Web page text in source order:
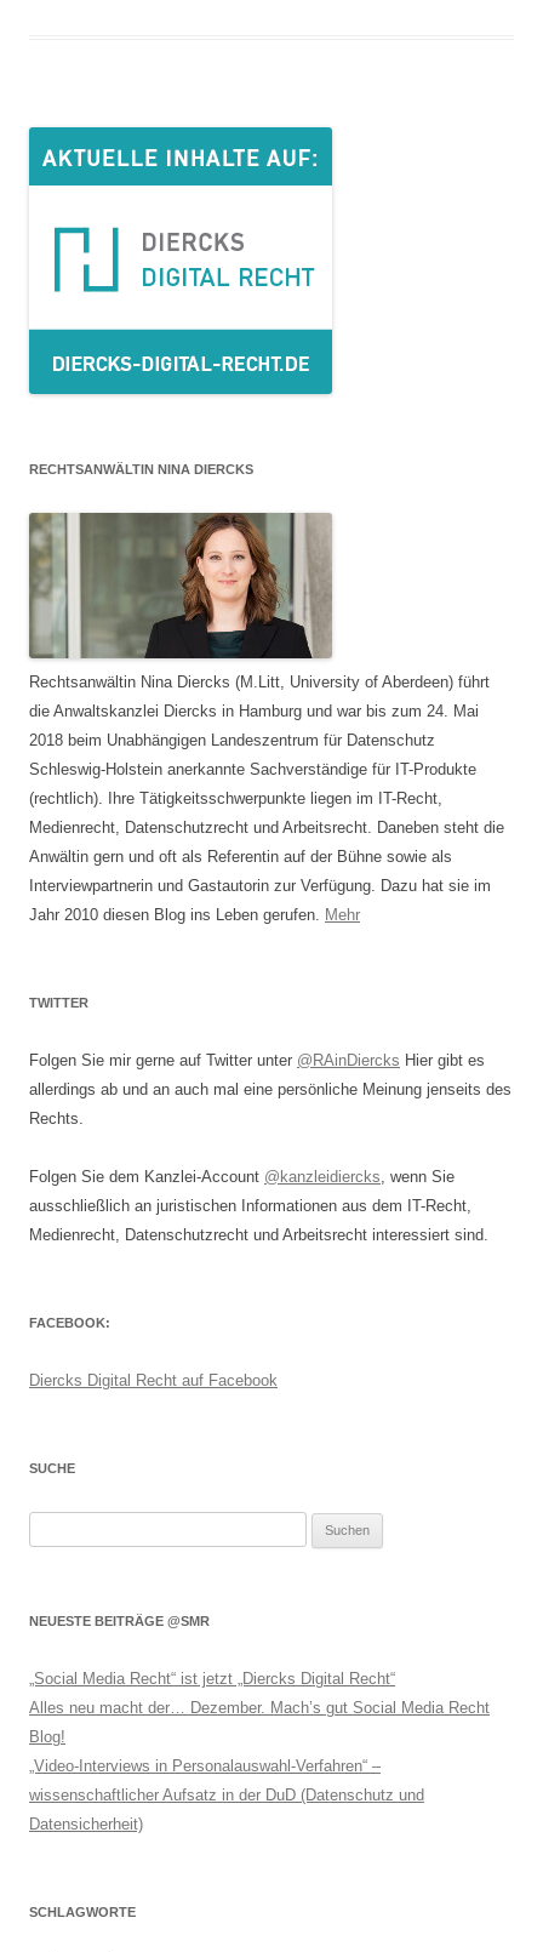
RECHTSANWÄLTIN NINA DIERCKS
Rechtsanwältin Nina Diercks (M.Litt, University of Aberdeen) führt
die Anwaltskanzlei Diercks in Hamburg und war bis zum 24. Mai
2018 beim Unabhängigen Landeszentrum für Datenschutz
Schleswig-Holstein anerkannte Sachverständige für IT-Produkte
(rechtlich). Ihre Tätigkeitsschwerpunkte liegen im IT-Recht,
Medienrecht, Datenschutzrecht und Arbeitsrecht. Daneben steht die
Anwältin gern und oft als Referentin auf der Bühne sowie als
Interviewpartnerin und Gastautorin zur Verfügung. Dazu hat sie im
Jahr 2010 diesen Blog ins Leben gerufen. Mehr
TWITTER
Folgen Sie mir gerne auf Twitter unter @RAinDiercks Hier gibt es
allerdings ab und an auch mal eine persönliche Meinung jenseits des
Rechts.
Folgen Sie dem Kanzlei-Account @kanzleidiercks, wenn Sie
ausschließlich an juristischen Informationen aus dem IT-Recht,
Medienrecht, Datenschutzrecht und Arbeitsrecht interessiert sind.
FACEBOOK:
Diercks Digital Recht auf Facebook
SUCHE
NEUESTE BEITRÄGE @SMR
„Social Media Recht“ ist jetzt „Diercks Digital Recht“
Alles neu macht der… Dezember. Mach’s gut Social Media Recht
Blog!
„Video-Interviews in Personalauswahl-Verfahren“ –
wissenschaftlicher Aufsatz in der DuD (Datenschutz und
Datensicherheit)
SCHLAGWORTE